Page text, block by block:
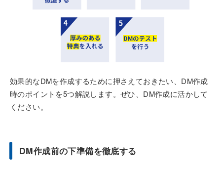
効果的なDMを作成するために押さえておきたい、DM作成
時のポイントを5つ解説します。ぜひ、DM作成に活かして
ください。
DM作成前の下準備を徹底する